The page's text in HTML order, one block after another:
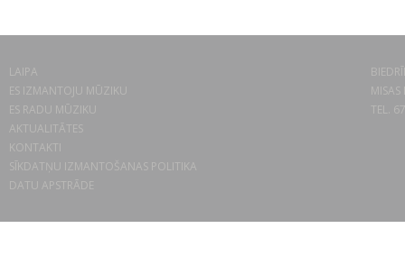
LAIPA
ES IZMANTOJU MŪZIKU
ES RADU MŪZIKU
AKTUALITĀTES
KONTAKTI
SĪKDATŅU IZMANTOŠANAS POLITIKA
DATU APSTRĀDE
TEL.